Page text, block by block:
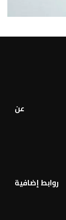
عن
روابط إضافية